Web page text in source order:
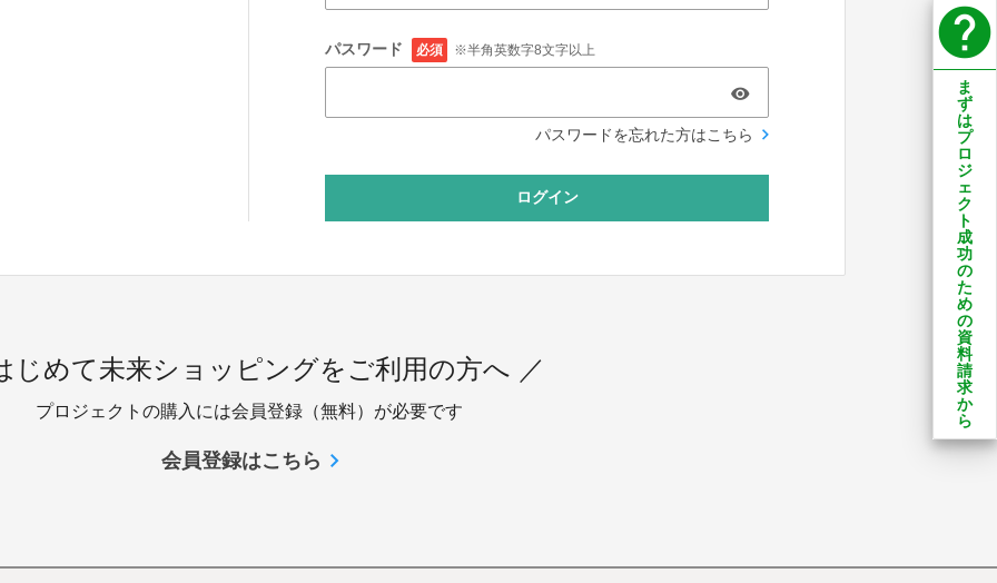
パスワード 必須 ※半角英数字8文字以上
パスワードを忘れた方はこちら
ログイン
じめて未来ショッピングをご利用の方へ ／
プロジェクトの購入には会員登録（無料）が必要です
会員登録はこちら
help
ま
ず
は
プ
ロ
ジ
ェ
ク
ト
成
功
の
た
め
の
資
料
請
求
か
ら